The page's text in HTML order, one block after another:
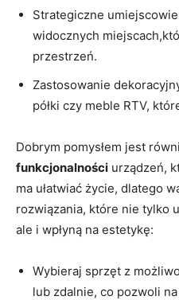
Strategiczne
widocznych
przestrzeń.
Zastosowanie
półki czy meble RTV,
Dobrym pomysłem jest
funkcjonalności urządzeń,
ma ułatwiać życie, dlatego
rozwiązania, które nie tylko
ale i wpłyną na estetykę:
Wybieraj sprzęt z
lub⁤ zdalnie, co pozwoli